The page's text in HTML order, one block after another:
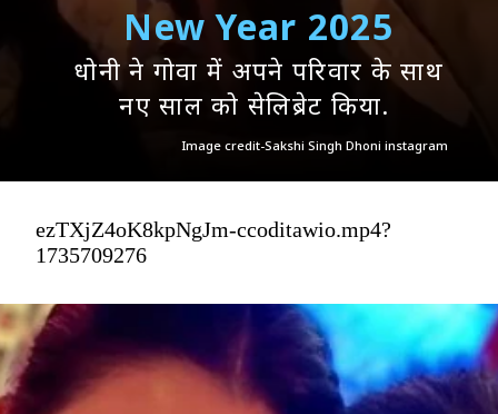
Image credit-Sakshi Singh Dhoni instagram
New Year 2025
धोनी ने गोवा में अपने परिवार के साथ
नए साल को सेलिब्रेट किया.
ezTXjZ4oK8kpNgJm-ccoditawio.mp4?
1735709276